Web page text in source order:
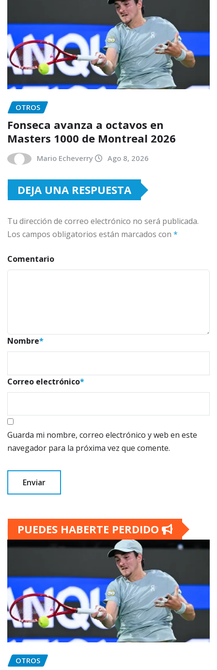
OTROS
Fonseca avanza a octavos en
Masters 1000 de Montreal 2026
Mario Echeverry Ago 8, 2026
DEJA UNA RESPUESTA
Tu dirección de correo electrónico no será publicada.
Los campos obligatorios están marcados con *
Comentario
Nombre*
Correo electrónico*
Guarda mi nombre, correo electrónico y web en este
navegador para la próxima vez que comente.
PUEDES HABERTE PERDIDO
OTROS